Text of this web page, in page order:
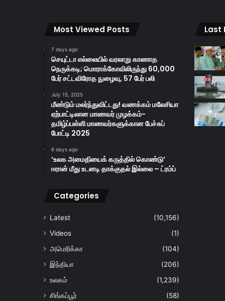
Most Viewed Posts
7 days ago
செயுட்டா எல்லையில் வரலாறு காணாத
நெருக்கடி; மொராக்கோவிலிருந்து 60,000
பேர் சட்டவிரோத நுழைவு, 57 பேர் பலி
July 15, 2025
மீண்டும் மலர்ந்துவிட்டது! வணக்கம் மலேசியா
ஏற்பாட்டிலான மாணவர் முழக்கம்-
தமிழ்ப்பள்ளி மாணவர்களுக்கான பேச்சுப்
போட்டி 2025
6 days ago
‘உலக அமைதியைக் கருத்தில் கொண்டு’
ஈரான் மீது உடனடி தாக்குதல் இல்லை – ட்ரம்ப்
Categories
Latest
(10,156)
Videos
(1)
அமெரிக்கா
(104)
இந்தியா
(206)
உலகம்
(1,239)
சிங்கப்பூர்
(58)
Last